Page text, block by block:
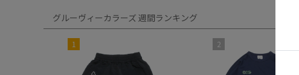
グルーヴィーカラーズ 週間ランキング
1 2